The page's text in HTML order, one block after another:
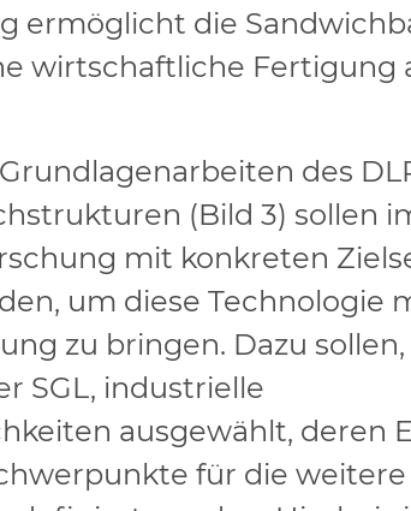
ermöglicht die
wirtschaftliche Fertigung
des
(Bild 3) sollen
mit konkreten
um diese Technologie
zu bringen. Dazu
SGL, industrielle
ausgewählt, deren
für die